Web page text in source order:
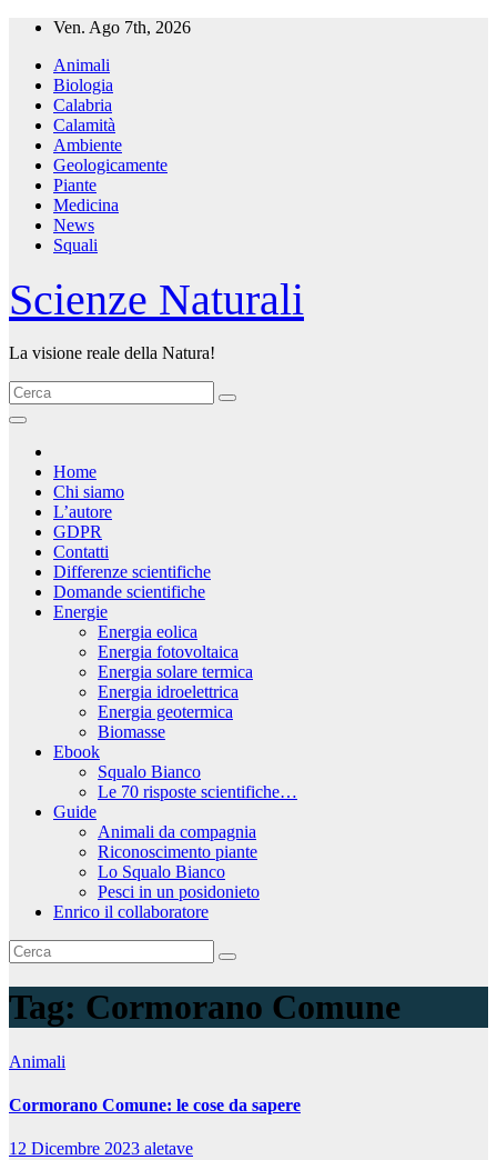
Salta
contenuto
Ven. Ago 7th, 2026
Animali
Biologia
Calabria
Calamità
Ambiente
Geologicamente
Piante
Medicina
News
Squali
Scienze Naturali
La visione reale della Natura!
Home
Chi siamo
L’autore
GDPR
Contatti
Differenze scientifiche
Domande scientifiche
Energie
Energia eolica
Energia fotovoltaica
Energia solare termica
Energia idroelettrica
Energia geotermica
Biomasse
Ebook
Squalo Bianco
Le 70 risposte scientifiche…
Guide
Animali da compagnia
Riconoscimento piante
Lo Squalo Bianco
Pesci in un posidonieto
Enrico il collaboratore
Tag: Cormorano Comune
Animali
Cormorano Comune: le cose da sapere
12 Dicembre 2023 aletave